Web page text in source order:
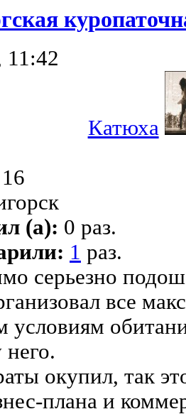
11:42
Катюха
16
(а): 0 раз.
1 раз.
серьезно
все
условиям
окупил, так
плана и